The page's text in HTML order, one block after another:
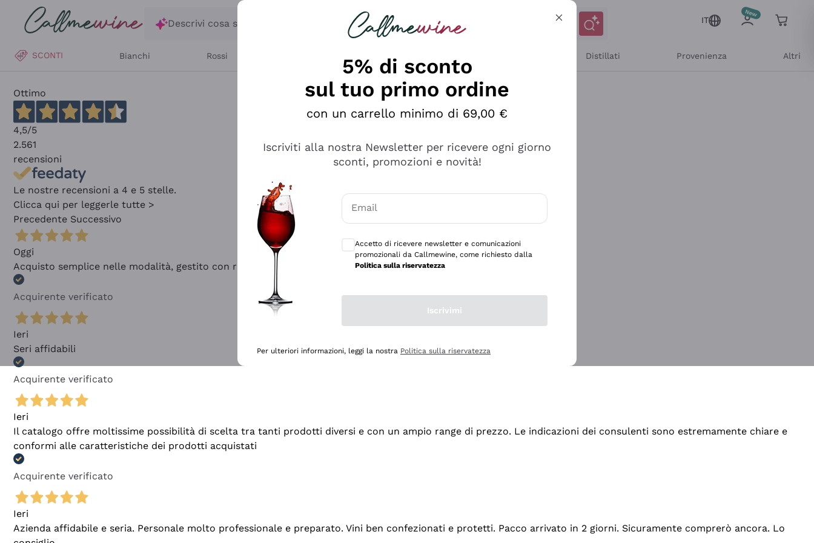
Salta al contenuto principale
Descrivi cosa stai cercando
IT
SCONTI Bianchi Rossi Distillati Provenienza Altri
Ottimo
4,5/5
2.561
recensioni
Le nostre recensioni a 4 e 5 stelle.
Clicca qui per leggerle tutte >
Precedente Successivo
Oggi
Acquisto semplice nelle modalità, gestito con rapidità e professionalità
Acquirente verificato
Ieri
Seri affidabili
Acquirente verificato
Ieri
Il catalogo offre moltissime possibilità di scelta tra tanti prodotti diversi e con un ampio range di prezzo. Le indicazioni dei consulenti sono estremamente chiare e
conformi alle caratteristiche dei prodotti acquistati
Acquirente verificato
Ieri
Azienda affidabile e seria. Personale molto professionale e preparato. Vini ben confezionati e protetti. Pacco arrivato in 2 giorni. Sicuramente comprerò ancora. Lo
5% di sconto
sul tuo primo ordine
con un carrello minimo di 69,00 €
Iscriviti alla nostra Newsletter per ricevere ogni giorno
sconti, promozioni e novità!
Email
Accetto di ricevere newsletter e comunicazioni
promozionali da Callmewine, come richiesto dalla
Politica sulla riservatezza
Iscrivimi
Per ulteriori informazioni, leggi la nostra Politica sulla riservatezza